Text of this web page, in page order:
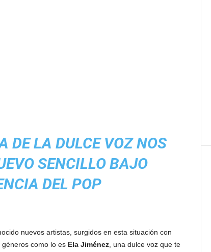
DE LA DULCE VOZ NOS
SENCILLO BAJO
DEL POP
nuevos artistas, surgidos en esta situación con
como lo es Ela Jiménez, una dulce voz que te